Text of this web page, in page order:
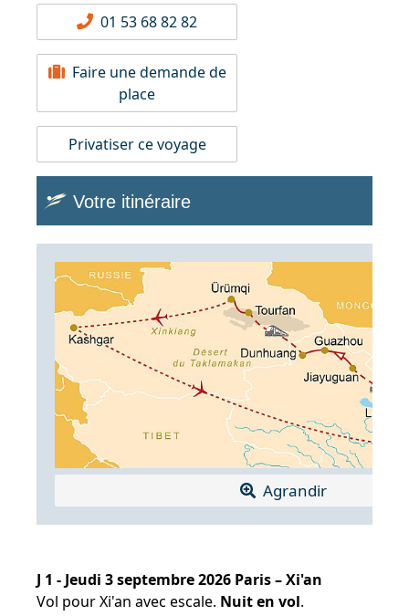
01 53 68 82 82
Faire une demande de
place
Privatiser ce voyage
Votre itinéraire
Agrandir
J 1 - Jeudi 3 septembre 2026 Paris – Xi'an
Vol pour Xi'an avec escale. Nuit en vol.